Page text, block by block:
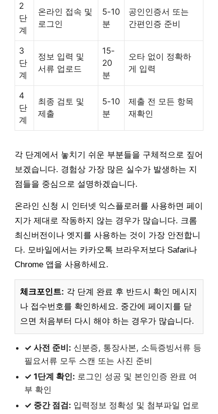
2
단
계
온라인 접속 및
로그인
5-10
분
공인인증서 또는
간편인증 준비
3
단
계
정보 입력 및
서류 업로드
15-
20
분
오타 없이 정확하
게 입력
4
단
계
최종 검토 및
제출
5-10
분
제출 전 모든 항목
재확인
각 단계에서 놓치기 쉬운 부분들을 구체적으로 짚어
보겠습니다. 경험상 가장 많은 실수가 발생하는 지
점들을 중심으로 설명하겠습니다.
온라인 신청 시 인터넷 익스플로러를 사용하면 페이
지가 제대로 작동하지 않는 경우가 많습니다. 크롬
최신버전이나 엣지를 사용하는 것이 가장 안전합니
다. 모바일에서는 카카오톡 브라우저보다 Safari나
Chrome 앱을 사용하세요.
체크포인트: 각 단계 완료 후 반드시 확인 메시지
나 접수번호를 확인하세요. 중간에 페이지를 닫
으면 처음부터 다시 해야 하는 경우가 많습니다.
✓ 사전 준비: 신분증, 통장사본, 소득증빙서류 등
필요서류 모두 스캔 또는 사진 준비
✓ 1단계 확인: 로그인 성공 및 본인인증 완료 여
부 확인
✓ 중간 점검: 입력정보 정확성 및 첨부파일 업로